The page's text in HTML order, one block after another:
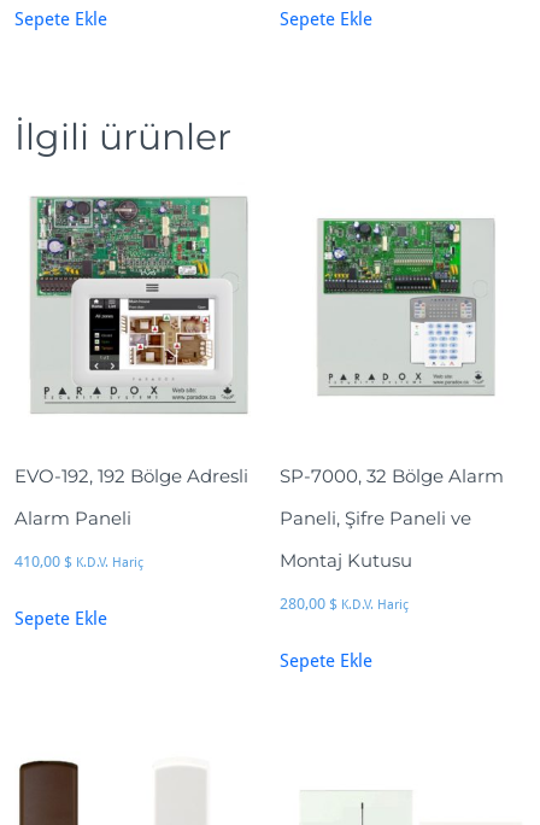
t
Sepete Ekle Sepete Ekle
İlgili ürünler
EVO-192, 192 Bölge Adresli
Alarm Paneli
410,00 $ K.D.V. Hariç
Sepete Ekle
SP-7000, 32 Bölge Alarm
Paneli, Şifre Paneli ve
Montaj Kutusu
280,00 $ K.D.V. Hariç
Sepete Ekle